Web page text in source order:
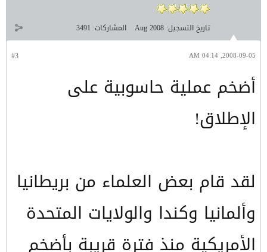
تاريخ التسجيل: Aug 2008 المشاركات: 3491
#3 2008-09-05, 04:14 AM
أضخم عملية حاسوبية على
الإطلاق!
لقد قام بعض العلماء من بريطانيا
وألمانيا وكندا والولايات المتحدة
الأمريكية منذ فترة قريبة بأضخم